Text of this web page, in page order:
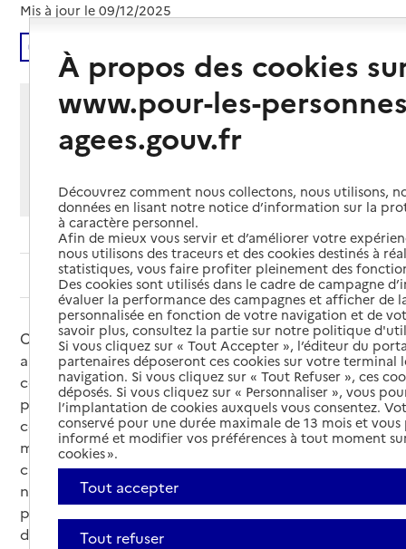
Mis à jour le09/12/2025
Écouter
Partager cette page
ImprimerPartager par email
Partager sur Facebook
Partager sur XPartager sur Linkedin
Whatsapp, veuillezautoriser le dépôt de cookies .
Sommaire
Conduire permet aux personnes âgées de rester
autonome. En vieillissant, les capacités physiques et
cognitives déclinent plus ou moins rapidement. Il
peut parfois devenir difficile, voire dangereux, de
conduire surtout lors de certaines affections
médicales. Une modification des habitudes ou le
choix d’un véhicule adapté peuvent permettre de
ne pas interrompre la conduite automobile
prématurément en préservant sa sécurité et celle
des autres.
À propos des cookies
www.pour-les-
agees.gouv.fr
Découvrez comment nous collectons, nous utilisons,
données en lisant notre notice d’information sur la
à caractère personnel.
Afin de mieux vous servir et d’améliorer votre
nous utilisons des traceurs et des cookies destinés à
statistiques, vous faire profiter pleinement des
Des cookies sont utilisés dans le cadre de campagne
évaluer la performance des campagnes et afficher de
personnalisée en fonction de votre navigation et de
savoir plus, consultez la partie sur notre politique
Si vous cliquez sur « Tout Accepter », l’éditeur du
partenaires déposeront ces cookies sur votre terminal
navigation. Si vous cliquez sur « Tout Refuser », ces
déposés. Si vous cliquez sur « Personnaliser », vous
l’implantation de cookies auxquels vous consentez.
conservé pour une durée maximale de 13 mois et
informé et modifier vos préférences à tout moment
cookies ».
Tout accepter
Tout refuser